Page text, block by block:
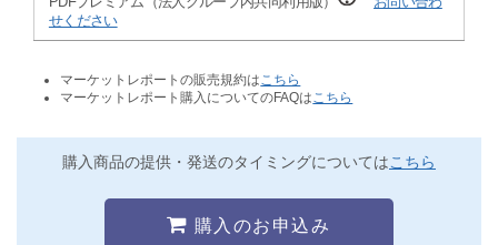
せください
マーケットレポートの販売規約は こちら
マーケットレポート購入についてのFAQは こちら
購入商品の提供・発送のタイミングについてはこちら
購入のお申込み